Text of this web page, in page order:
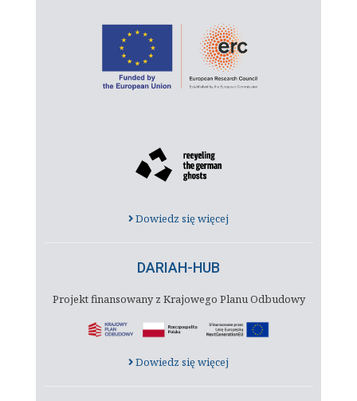
Dowiedz się więcej
DARIAH-HUB
Projekt finansowany z Krajowego Planu Odbudowy
Dowiedz się więcej